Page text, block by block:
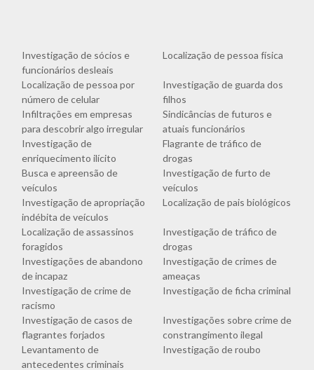
Investigação de sócios e
funcionários desleais
Localização de pessoa física
Localização de pessoa por
número de celular
Investigação de guarda dos
filhos
Infiltrações em empresas
para descobrir algo irregular
Sindicâncias de futuros e
atuais funcionários
Investigação de
enriquecimento ilícito
Flagrante de tráfico de
drogas
Busca e apreensão de
veículos
Investigação de furto de
veículos
Investigação de apropriação
indébita de veículos
Localização de pais biológicos
Localização de assassinos
foragidos
Investigação de tráfico de
drogas
Investigações de abandono
de incapaz
Investigação de crimes de
ameaças
Investigação de crime de
racismo
Investigação de ficha criminal
Investigação de casos de
flagrantes forjados
Investigações sobre crime de
constrangimento ilegal
Levantamento de
antecedentes criminais
Investigação de roubo